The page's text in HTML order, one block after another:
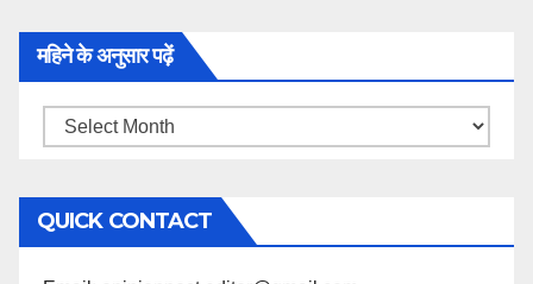
महिने के अनुसार पढ़ें
महिने
अनुसार
पढ़ें
QUICK CONTACT